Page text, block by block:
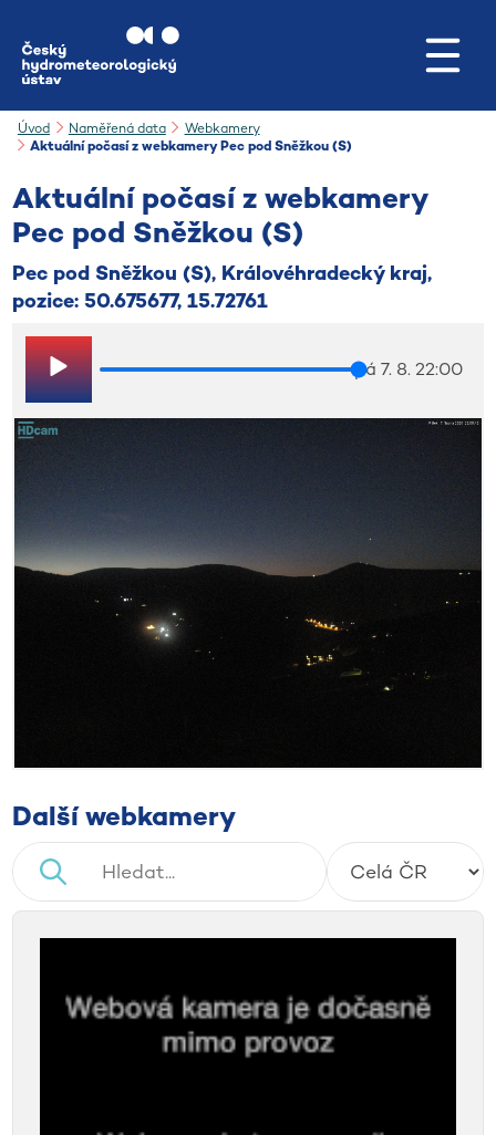
Úvod Naměřená data
Webkamery
Aktuální počasí z webkamery Pec pod Sněžkou (S)
Aktuální počasí z webkamery
Pec pod Sněžkou (S)
Pec pod Sněžkou (S), Královéhradecký kraj,
pozice: 50.675677, 15.72761
pá 7. 8. 22:00
Další webkamery